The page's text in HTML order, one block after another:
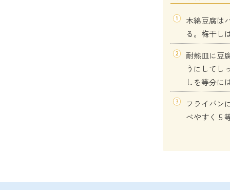
木綿豆腐は
る。梅干し
耐熱皿に豆
うにしてし
しを等分に
フライパン
べやすく５